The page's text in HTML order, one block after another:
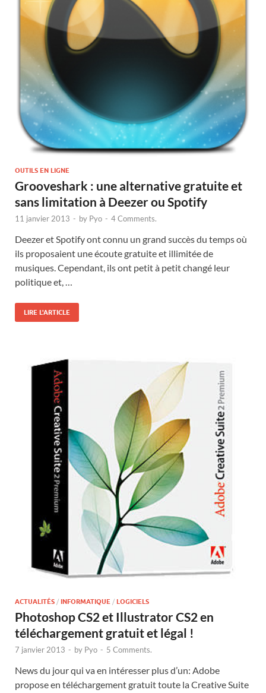
OUTILS EN LIGNE
Grooveshark : une alternative gratuite et
sans limitation à Deezer ou Spotify
11 janvier 2013 - by Pyo - 4 Comments.
Deezer et Spotify ont connu un grand succès du temps où
ils proposaient une écoute gratuite et illimitée de
musiques. Cependant, ils ont petit à petit changé leur
politique et, …
LIRE L'ARTICLE
ACTUALITÉS / INFORMATIQUE / LOGICIELS
Photoshop CS2 et Illustrator CS2 en
téléchargement gratuit et légal !
7 janvier 2013 - by Pyo - 5 Comments.
News du jour qui va en intéresser plus d’un: Adobe
propose en téléchargement gratuit toute la Creative Suite